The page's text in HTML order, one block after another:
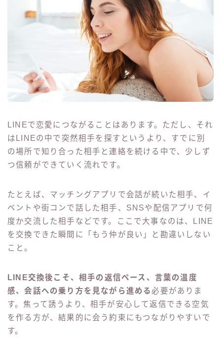
LINEで恋愛につながることはあります。ただし、それ
はLINEの中で突然相手を探すというより、すでに別
の場所で知り合った相手と連絡を続ける中で、少しず
つ信頼ができていく流れです。
たとえば、マッチングアプリで会話が続いた相手、イ
ベントや街コンで話した相手、SNSや配信アプリで何
度か交流した相手などです。ここで大事なのは、LINE
を交換できた瞬間に「もう仲が良い」と勘違いしない
こと。
LINE交換後こそ、相手の返信ペース、言葉の温度
感、会話への乗り方を見ながら進める必要がありま
す。焦って誘うより、相手が安心して返信できる空気
を作る方が、結果的に会う約束にもつながりやすいで
す。